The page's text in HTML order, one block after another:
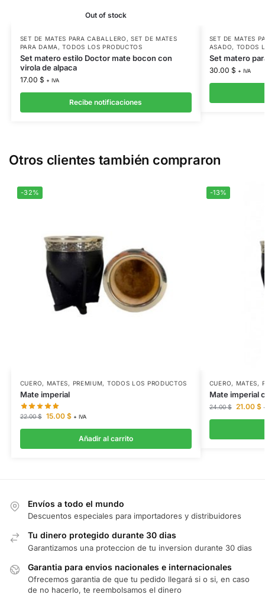
Out of stock
SET DE MATES PARA CABALLERO ,SET DE MATES
PARA DAMA ,TODOS LOS PRODUCTOS
Set matero estilo Doctor mate bocon con
virola de alpaca
17.00 $ + IVA
Recibe notificaciones
SET DE MATES
ASADO, TODOS
Set matero
30.00 $ + IVA
Otros clientes también compraron
-32%
CUERO, MATES, PREMIUM, TODOS LOS PRODUCTOS
Mate imperial
22.00$ 15.00 $ + IVA
Añadir al carrito
-13%
CUERO, MATES,
Mate imperial
24.00$ 21.00 $
Envíos a todo el mundo
Descuentos especiales para importadores y distribuidores
Tu dinero protegido durante 30 dias
Garantizamos una proteccion de tu inversion durante 30 dias
Garantia para envios nacionales e internacionales
Ofrecemos garantia de que tu pedido llegará si o si, en caso
de no hacerlo, te reembolsamos el dinero